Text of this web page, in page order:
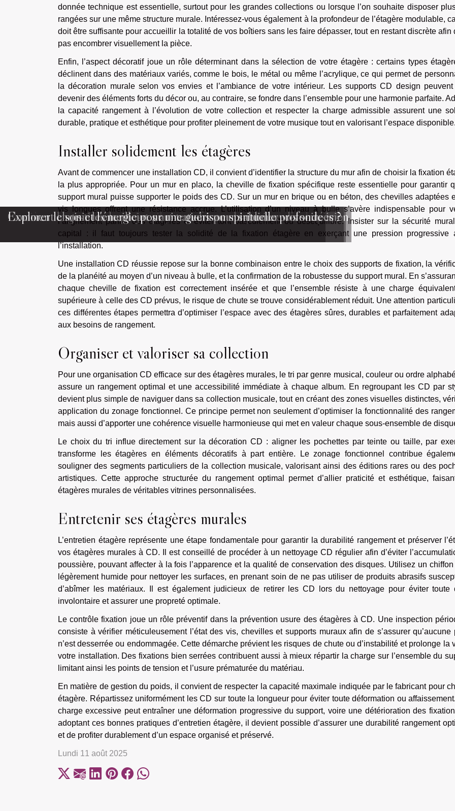
donnée technique est essentielle, surtout pour les grandes collections ou lorsque l’on souhaite disposer
rangées sur une même structure murale. Intéressez-vous également à la profondeur de l’étagère modulable,
doit être suffisante pour accueillir la totalité de vos boîtiers sans les faire dépasser, tout en restant discrète afin
pas encombrer visuellement la pièce.
Enfin, l’aspect décoratif joue un rôle déterminant dans la sélection de votre étagère : certains types
déclinent dans des matériaux variés, comme le bois, le métal ou même l’acrylique, ce qui permet de
la décoration murale selon vos envies et l’ambiance de votre intérieur. Les supports CD design
devenir des éléments forts du décor ou, au contraire, se fondre dans l’ensemble pour une harmonie parfaite.
la capacité rangement à l’évolution de votre collection et respecter la charge admissible assurent une
durable, pratique et esthétique pour profiter pleinement de votre musique tout en valorisant l’espace disponible.
Installer solidement les étagères
Avant de commencer une installation CD, il convient d’identifier la structure du mur afin de choisir la fixation
la plus appropriée. Pour un mur en placo, la cheville de fixation spécifique reste essentielle pour garantir
support mural puisse supporter le poids des CD. Sur un mur en brique ou en béton, des chevilles adaptées
vis longues offrent une résistance accrue. L’utilisation d’un niveau à bulle s’avère indispensable pour
l’alignement parfait des étagères et éviter tout basculement ou déséquilibre. Insister sur la sécurité
capital : il faut toujours tester la solidité de la fixation étagère en exerçant une pression progressive
l’installation.
Une installation CD réussie repose sur la bonne combinaison entre le choix des supports de fixation, la
de la planéité au moyen d’un niveau à bulle, et la confirmation de la robustesse du support mural. En
chaque cheville de fixation est correctement insérée et que l’ensemble résiste à une charge
supérieure à celle des CD prévus, le risque de chute se trouve considérablement réduit. Une attention
ces différentes étapes permettra d’optimiser l’espace avec des étagères sûres, durables et parfaitement
aux besoins de rangement.
Organiser et valoriser sa collection
Pour une organisation CD efficace sur des étagères murales, le tri par genre musical, couleur ou ordre
assure un rangement optimal et une accessibilité immédiate à chaque album. En regroupant les CD par
devient plus simple de naviguer dans sa collection musicale, tout en créant des zones visuelles distinctes,
application du zonage fonctionnel. Ce principe permet non seulement d’optimiser la fonctionnalité des
mais aussi d’apporter une cohérence visuelle harmonieuse qui met en valeur chaque sous-ensemble de
Le choix du tri influe directement sur la décoration CD : aligner les pochettes par teinte ou taille, par
transforme les étagères en éléments décoratifs à part entière. Le zonage fonctionnel contribue
souligner des segments particuliers de la collection musicale, valorisant ainsi des éditions rares ou des
artistiques. Cette approche structurée du rangement optimal permet d’allier praticité et esthétique,
étagères murales de véritables vitrines personnalisées.
Entretenir ses étagères murales
L’entretien étagère représente une étape fondamentale pour garantir la durabilité rangement et préserver
vos étagères murales à CD. Il est conseillé de procéder à un nettoyage CD régulier afin d’éviter
poussière, pouvant affecter à la fois l’apparence et la qualité de conservation des disques. Utilisez un
légèrement humide pour nettoyer les surfaces, en prenant soin de ne pas utiliser de produits abrasifs
d’abîmer les matériaux. Il est également judicieux de retirer les CD lors du nettoyage pour éviter toute
involontaire et assurer une propreté optimale.
Le contrôle fixation joue un rôle préventif dans la prévention usure des étagères à CD. Une inspection
consiste à vérifier méticuleusement l’état des vis, chevilles et supports muraux afin de s’assurer qu’aucune
n’est desserrée ou endommagée. Cette démarche prévient les risques de chute ou d’instabilité et prolonge la
votre installation. Des fixations bien serrées contribuent aussi à mieux répartir la charge sur l’ensemble du
limitant ainsi les points de tension et l’usure prématurée du matériau.
En matière de gestion du poids, il convient de respecter la capacité maximale indiquée par le fabricant pour
étagère. Répartissez uniformément les CD sur toute la longueur pour éviter toute déformation ou
charge excessive peut entraîner une déformation progressive du support, voire une détérioration des
adoptant ces bonnes pratiques d’entretien étagère, il devient possible d’assurer une durabilité rangement
et de profiter durablement d’un espace organisé et préservé.
Lundi 11 août 2025
Derrière chaque bon musicien, il y a souvent quelques heures de piano
Comment la gestion de projet peut transformer la carrière d’un musicien
Comment choisir les meilleures animations pour sublimer vos soirées ?
Explorer le son et l'énergie pour une guérison spirituelle profonde